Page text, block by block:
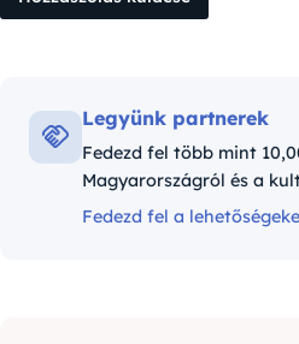
Legyünk partnerek
Fedezd fel több mint
Magyarországról és a
Fedezd fel a